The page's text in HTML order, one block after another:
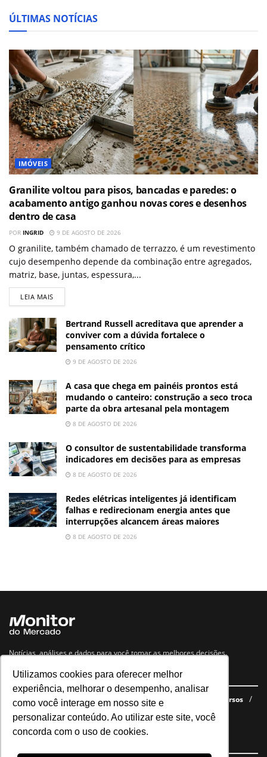
Utilizamos cookies para oferecer melhor
experiência, melhorar o desempenho, analisar
como você interage em nosso site e
personalizar conteúdo. Ao utilizar este site, você
concorda com o uso de cookies.
ÚLTIMAS NOTÍCIAS
IMÓVEIS
Granilite voltou para pisos, bancadas e paredes: o
acabamento antigo ganhou novas cores e desenhos
dentro de casa
POR INGRID 9 DE AGOSTO DE 2026
O granilite, também chamado de terrazzo, é um revestimento
cujo desempenho depende da combinação entre agregados,
matriz, base, juntas, espessura,...
LEIA MAIS
Bertrand Russell acreditava que aprender a
conviver com a dúvida fortalece o
pensamento crítico
9 DE AGOSTO DE 2026
A casa que chega em painéis prontos está
mudando o canteiro: construção a seco troca
parte da obra artesanal pela montagem
8 DE AGOSTO DE 2026
O consultor de sustentabilidade transforma
indicadores em decisões para as empresas
8 DE AGOSTO DE 2026
Redes elétricas inteligentes já identificam
falhas e redirecionam energia antes que
interrupções alcancem áreas maiores
8 DE AGOSTO DE 2026
Notícias, análises e dados para você tomar as melhores decisões.
Navegue no site
Últimas notícias Quem somos E-books gratuitos
Cursos
Política de privacidade